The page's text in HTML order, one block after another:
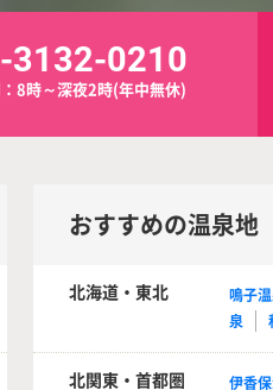
3132-0210
8時～深夜2時(年中無休)
おすすめの温泉地
北海道・東北 鳴子
泉
北関東・首都圏 伊香